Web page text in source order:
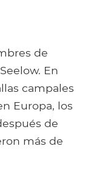
de
En
campales
Europa, los
de
más de